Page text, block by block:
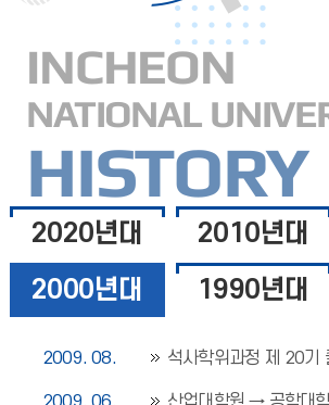
INCHEON
NATIONAL
HISTORY
2020년대
2010년대
2000년대
1990년대
2009. 08. 석사학위과정 제 20기